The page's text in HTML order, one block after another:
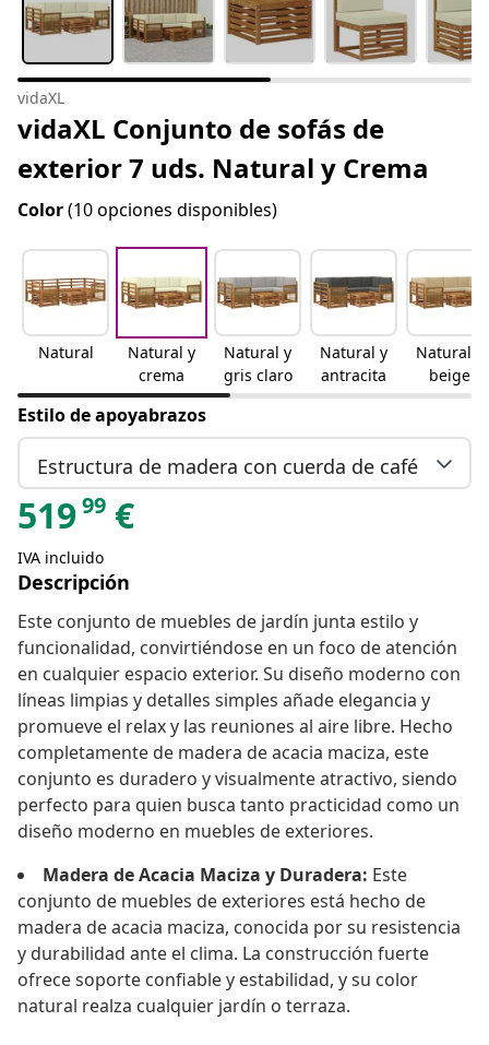
vidaXL
vidaXL Conjunto de sofás de
exterior 7 uds. Natural y Crema
Color(10 opciones disponibles)
Natural
Natural y
crema
Natural y
gris claro
Natural y
antracita
Natural y
beige
Estilo de apoyabrazos
Estructura de madera con cuerda de café
51999 €
IVA incluido
Descripción
Este conjunto de muebles de jardín junta estilo y
funcionalidad, convirtiéndose en un foco de atención
en cualquier espacio exterior. Su diseño moderno con
líneas limpias y detalles simples añade elegancia y
promueve el relax y las reuniones al aire libre. Hecho
completamente de madera de acacia maciza, este
conjunto es duradero y visualmente atractivo, siendo
perfecto para quien busca tanto practicidad como un
diseño moderno en muebles de exteriores.
Madera de Acacia Maciza y Duradera: Este
conjunto de muebles de exteriores está hecho de
madera de acacia maciza, conocida por su resistencia
y durabilidad ante el clima. La construcción fuerte
ofrece soporte confiable y estabilidad, y su color
natural realza cualquier jardín o terraza.